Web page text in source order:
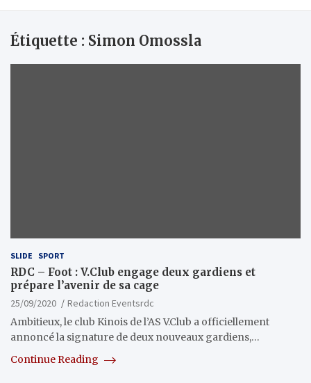
Étiquette : Simon Omossla
SLIDE SPORT
RDC – Foot : V.Club engage deux gardiens et
prépare l’avenir de sa cage
25/09/2020
Redaction Eventsrdc
Ambitieux, le club Kinois de l’AS V.Club a officiellement
annoncé la signature de deux nouveaux gardiens,…
Continue Reading